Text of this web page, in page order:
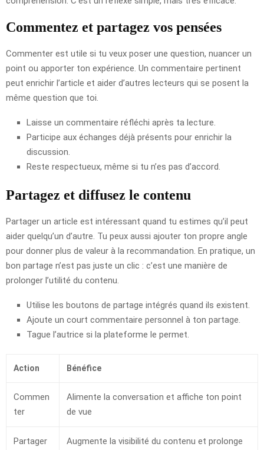
Commentez et partagez vos pensées
Commenter est utile si tu veux poser une question, nuancer un
point ou apporter ton expérience. Un commentaire pertinent
peut enrichir l’article et aider d’autres lecteurs qui se posent la
même question que toi.
Laisse un commentaire réfléchi après ta lecture.
Participe aux échanges déjà présents pour enrichir la
discussion.
Reste respectueux, même si tu n’es pas d’accord.
Partagez et diffusez le contenu
Partager un article est intéressant quand tu estimes qu’il peut
aider quelqu’un d’autre. Tu peux aussi ajouter ton propre angle
pour donner plus de valeur à la recommandation. En pratique, un
bon partage n’est pas juste un clic : c’est une manière de
prolonger l’utilité du contenu.
Utilise les boutons de partage intégrés quand ils existent.
Ajoute un court commentaire personnel à ton partage.
Tague l’autrice si la plateforme le permet.
Action Bénéfice
Commen
ter
Alimente la conversation et affiche ton point
de vue
Partager
Augmente la visibilité du contenu et prolonge